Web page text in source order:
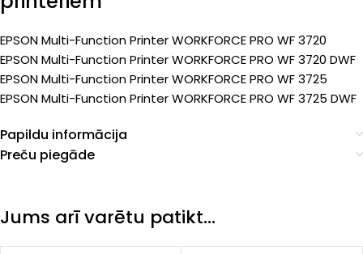
EPSON Multi-Function Printer WORKFORCE PRO WF 3720
EPSON Multi-Function Printer WORKFORCE PRO WF 3720 DWF
EPSON Multi-Function Printer WORKFORCE PRO WF 3725
EPSON Multi-Function Printer WORKFORCE PRO WF 3725 DWF
Papildu informācija
Preču piegāde
Jums arī varētu patikt…